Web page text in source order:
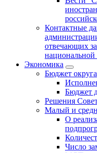
Контактные
отвечающих
Экономика
Бюджет округa
Бюджет
Решения
Малый и
О
Число